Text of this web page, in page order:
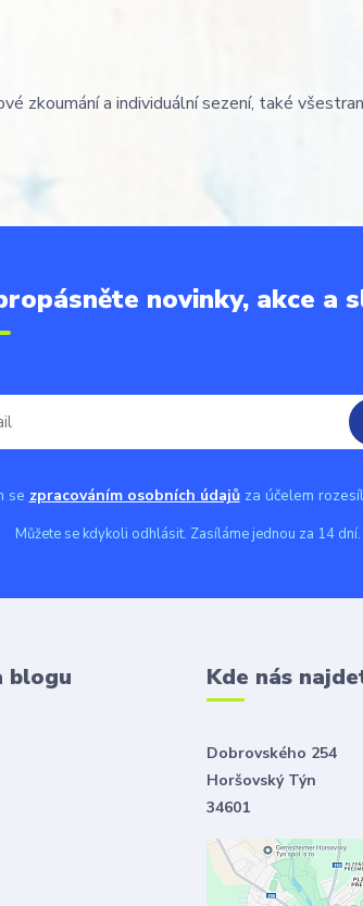
zkoumání a individuální sezení, také
novinky, akce a
se zpracováním osobních údajůza účelem
Můžete se kdykoli odhlásit. Zasíláme jednou za 14 dní.
blogu Kde nás
Dobrovského 254
Horšovský Týn
34601